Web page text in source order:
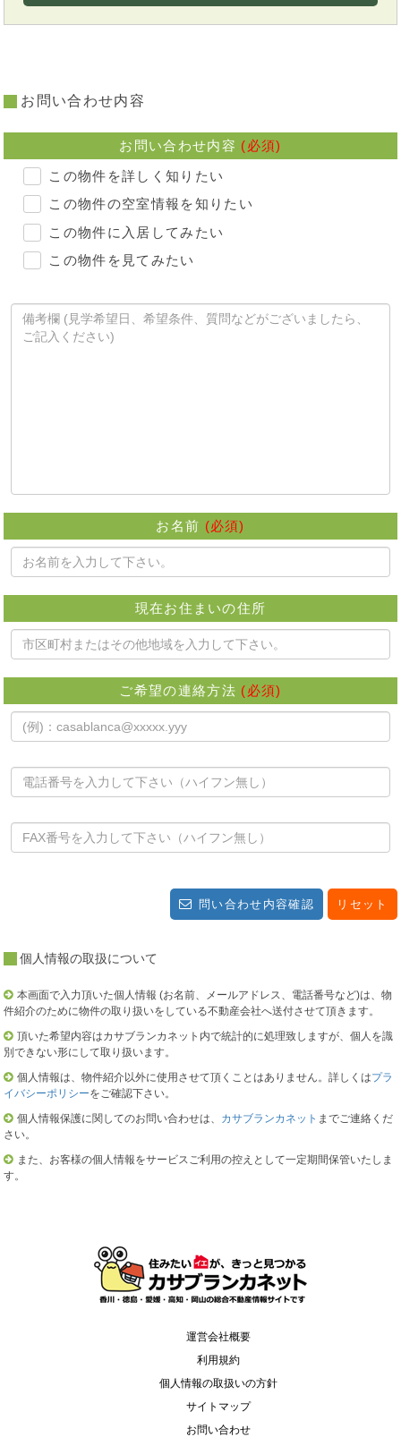
お問い合わせ内容
お問い合わせ内容 (必須)
この物件を詳しく知りたい
この物件の空室情報を知りたい
この物件に入居してみたい
この物件を見てみたい
お名前 (必須)
現在お住まいの住所
ご希望の連絡方法 (必須)
問い合わせ内容確認 リセット
個人情報の取扱について
本画面で入力頂いた個人情報 (お名前、メールアドレス、電話番号など)は、物
件紹介のために物件の取り扱いをしている不動産会社へ送付させて頂きます。
頂いた希望内容はカサブランカネット内で統計的に処理致しますが、個人を識
別できない形にして取り扱います。
個人情報は、物件紹介以外に使用させて頂くことはありません。詳しくはプラ
イバシーポリシーをご確認下さい。
個人情報保護に関してのお問い合わせは、 カサブランカネット までご連絡くだ
さい。
また、お客様の個人情報をサービスご利用の控えとして一定期間保管いたしま
す。
運営会社概要
利用規約
個人情報の取扱いの方針
サイトマップ
お問い合わせ